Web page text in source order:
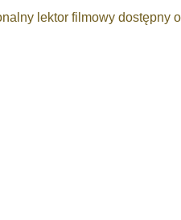
lektor filmowy dostępny